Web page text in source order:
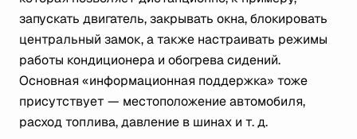
запускать двигатель, закрывать окна, блокировать
центральный замок, а также настраивать режимы
работы кондиционера и обогрева сидений.
Основная «информационная поддержка» тоже
присутствует — местоположение автомобиля,
расход топлива, давление в шинах и т. д.